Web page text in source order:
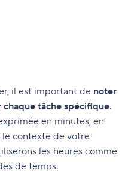
il est important de noter
tâche spécifique.
en minutes, en
le contexte de votre
les heures comme
de temps.